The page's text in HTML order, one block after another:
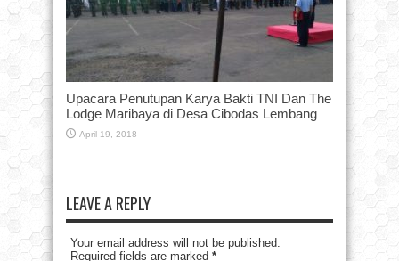
Upacara Penutupan Karya Bakti TNI Dan The
Lodge Maribaya di Desa Cibodas Lembang
April 19, 2018
LEAVE A REPLY
Your email address will not be published.
Required fields are marked *